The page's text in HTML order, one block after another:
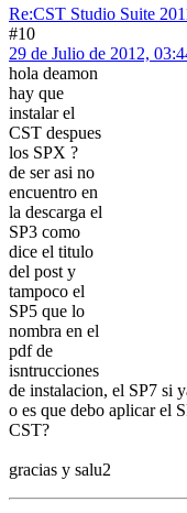
Re:CST Studio Suite
#10
29 de Julio de 2012,
hola deamon
hay que
instalar el
CST despues
los SPX ?
de ser asi no
encuentro en
la descarga el
SP3 como
dice el titulo
del post y
tampoco el
SP5 que lo
nombra en el
pdf de
isntrucciones
de instalacion, el SP7 si
o es que debo aplicar el
CST?
gracias y salu2